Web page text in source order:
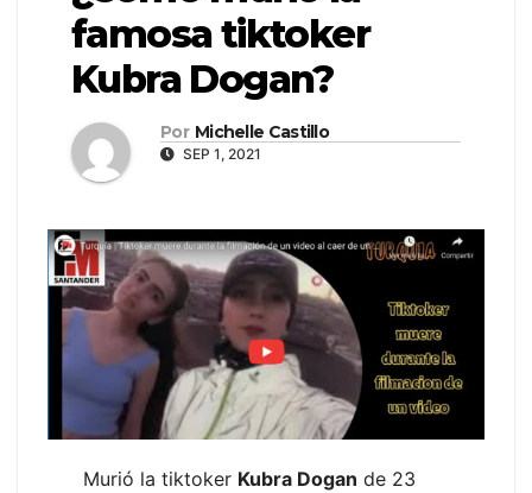
famosa tiktoker
Kubra Dogan?
Por Michelle Castillo
SEP 1, 2021
Murió la tiktoker Kubra Dogan de 23